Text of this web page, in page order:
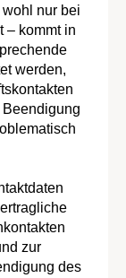
nur bei
– kommt in
werden,
zur
des